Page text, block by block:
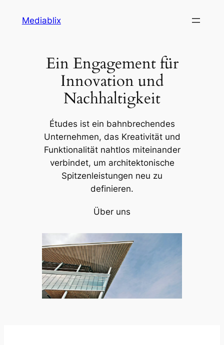
InhaltMediablix
Ein Engagement für
Innovation und
Nachhaltigkeit
Études ist ein bahnbrechendes
Unternehmen, das Kreativität und
Funktionalität nahtlos miteinander
verbindet, um architektonische
Spitzenleistungen neu zu
definieren.
Über uns